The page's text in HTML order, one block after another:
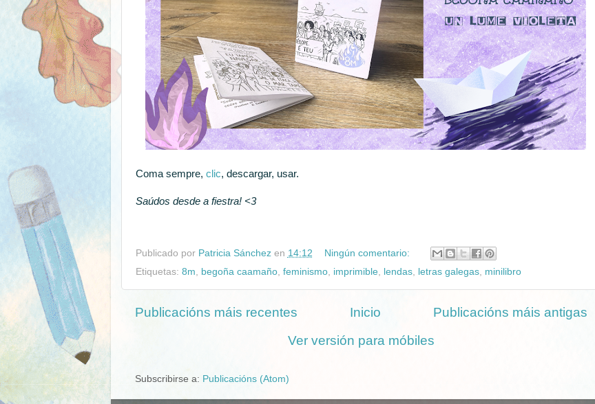
Coma sempre, clic, descargar, usar.
Saúdos desde a fiestra! <3
Publicado por Patricia Sánchez en 14:12
Ningún comentario:
Etiquetas: 8m, begoña caamaño, feminismo, imprimible, lendas, letras galegas, minilibro
Publicacións máis recentes Publicacións máis antigas
Inicio
Ver versión para móbiles
Subscribirse a: Publicacións (Atom)